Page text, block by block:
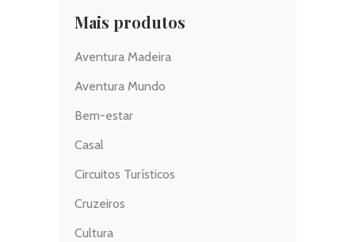
Mais produtos
Aventura Madeira
Aventura Mundo
Bem-estar
Casal
Circuitos Turísticos
Cruzeiros
Cultura